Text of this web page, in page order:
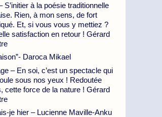
S’initier à la poésie traditionnelle
Rien, à mon sens, de fort
Et, si vous vous y mettiez ?
satisfaction en retour ! Gérard
Daroca Mikael
– En soi, c’est un spectacle qui
sous nos yeux ! Redoutée
cette force de la nature ! Gérard
je hier – Lucienne Maville-Anku